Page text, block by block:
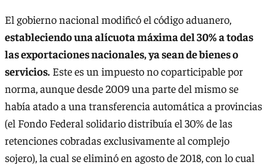
El gobierno nacional modificó el código aduanero,
estableciendo una alícuota máxima del 30% a todas
las exportaciones nacionales, ya sean de bienes o
servicios. Este es un impuesto no coparticipable por
norma, aunque desde 2009 una parte del mismo se
había atado a una transferencia automática a provincias
(el Fondo Federal solidario distribuía el 30% de las
retenciones cobradas exclusivamente al complejo
sojero), la cual se eliminó en agosto de 2018, con lo cual